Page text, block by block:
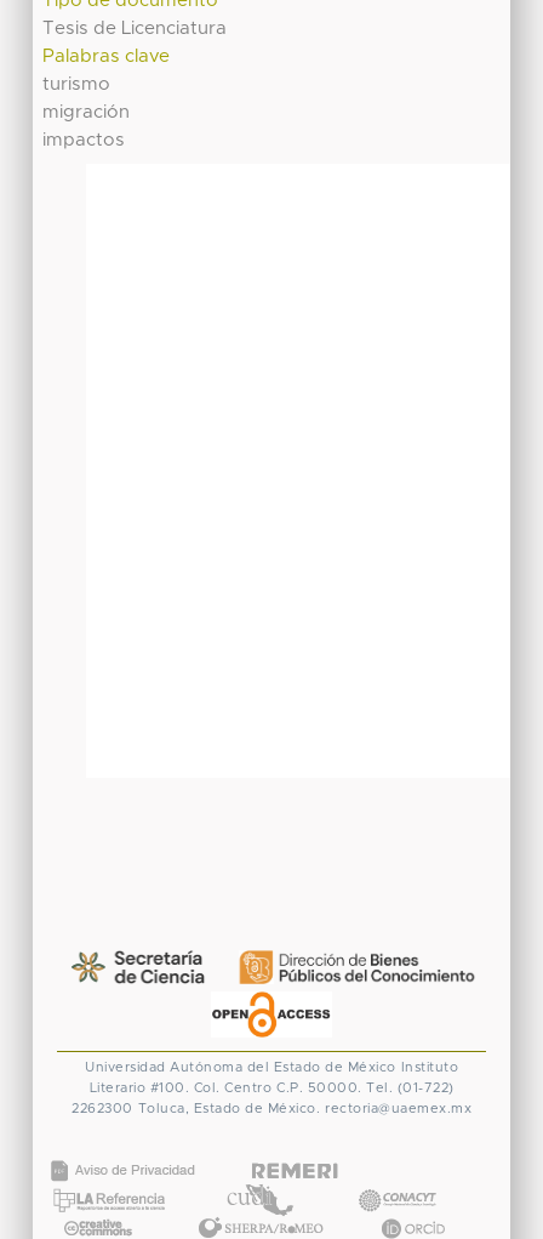
Tesis de Licenciatura
Palabras clave
turismo
migración
impactos
Universidad Autónoma del Estado de México
Instituto
Literario #100. Col. Centro C.P. 50000. Tel. (01-722)
2262300 Toluca, Estado de México. rectoria@uaemex.mx